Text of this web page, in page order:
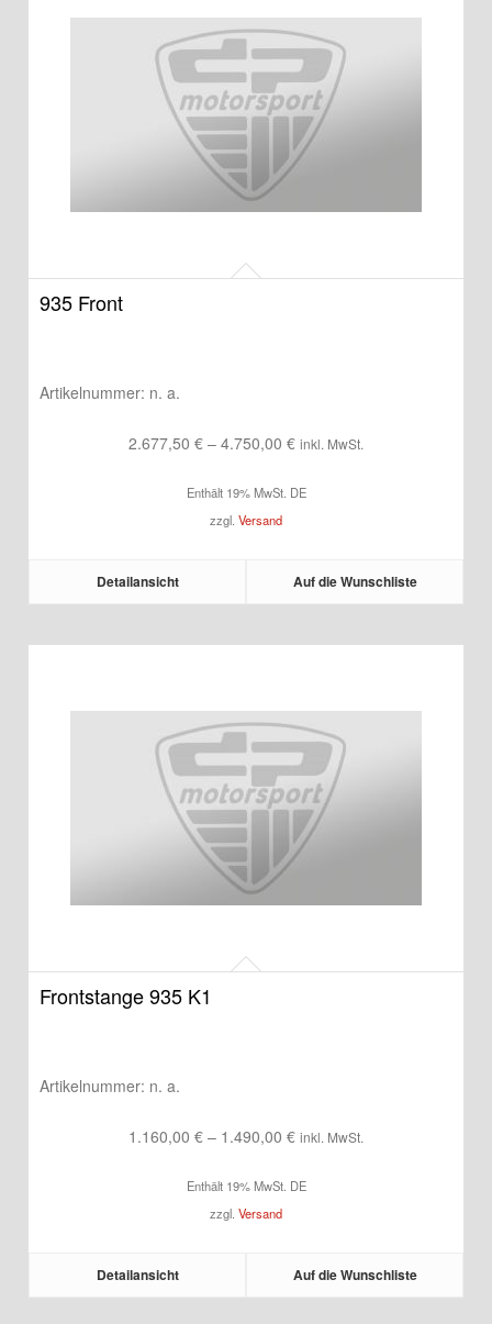
935 Front
Artikelnummer: n. a.
2.677,50 € – 4.750,00 €Preisspanne:
bis
inkl. MwSt.
Enthält 19% MwSt. DE
zzgl. Versand
Detailansicht Auf die Wunschliste
Frontstange 935 K1
Artikelnummer: n. a.
1.160,00 € – 1.490,00 €Preisspanne:
bis
inkl. MwSt.
Enthält 19% MwSt. DE
zzgl. Versand
Detailansicht Auf die Wunschliste